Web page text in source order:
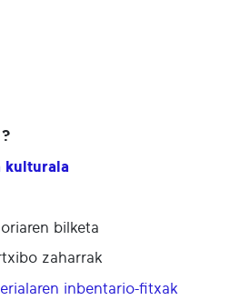
kulturala
bilketa
zaharrak
inbentario-fitxak